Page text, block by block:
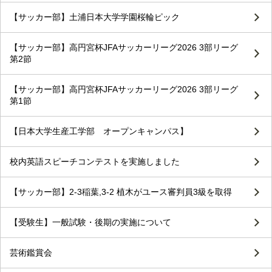
【サッカー部】土浦日本大学学園桜輪ピック
【サッカー部】高円宮杯JFAサッカーリーグ2026 3部リーグ
第2節
【サッカー部】高円宮杯JFAサッカーリーグ2026 3部リーグ
第1節
【日本大学生産工学部 オープンキャンパス】
校内英語スピーチコンテストを実施しました
【サッカー部】2-3稲葉,3-2 植木がユース審判員3級を取得
【受験生】一般試験・後期の実施について
芸術鑑賞会